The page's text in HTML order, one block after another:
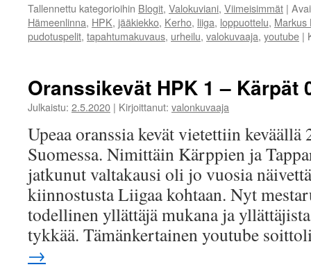
Tallennettu kategorioihin Blogit, Valokuviani, Viimeisimmät |
Hämeenlinna, HPK, jääkiekko, Kerho, liiga, loppuottelu, Markus
pudotuspelit, tapahtumakuvaus, urheilu, valokuvaaja, youtube |
Oranssikevät HPK 1 – Kärpät
Julkaistu: 2.5.2020 | Kirjoittanut: valonkuvaaja
Upeaa oranssia kevät vietettiin keväällä
Suomessa. Nimittäin Kärppien ja
jatkunut valtakausi oli jo vuosia
kiinnostusta Liigaa kohtaan. Nyt
todellinen yllättäjä mukana ja
tykkää. Tämänkertainen youtube
→